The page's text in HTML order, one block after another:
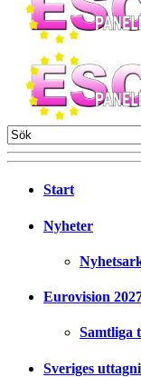
Start
Nyheter
Eurovision
Samtliga
Sveriges